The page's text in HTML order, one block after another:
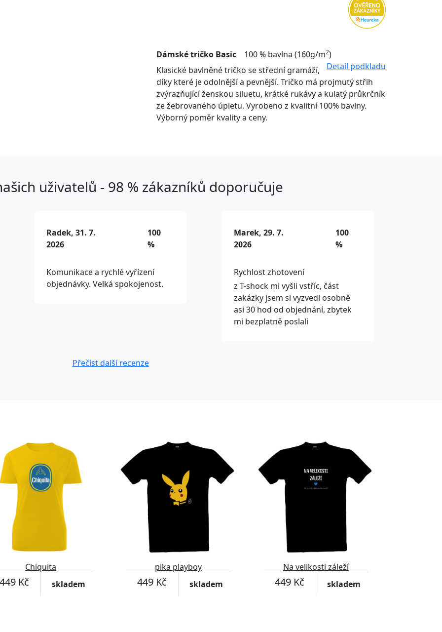
Dámské tričko Basic 100 % bavlna (160g/m2)
Detail podkladu
Klasické bavlněné tričko se střední gramáží,
díky které je odolnější a pevnější. Tričko má projmutý střih
zvýrazňující ženskou siluetu, krátké rukávy a kulatý průkrčník
ze žebrovaného úpletu. Vyrobeno z kvalitní 100% bavlny.
Výborný poměr kvality a ceny.
uživatelů - 98 % zákazníků doporučuje
Radek, 31. 7.
2026
100
%
Komunikace a rychlé vyřízení
objednávky. Velká spokojenost.
Marek, 29. 7.
2026
100
%
Rychlost zhotovení
z T-shock mi vyšli vstříc, část
zakázky jsem si vyzvedl osobně
asi 30 hod od objednání, zbytek
mi bezplatně poslali
Přečíst další recenze
Chiquita
449 Kč skladem
pika playboy
449 Kč skladem
Přizpůsobitelný motiv
Na velikosti záleží
449 Kč skladem